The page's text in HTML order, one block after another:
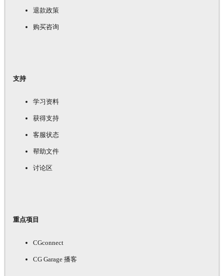
退款政策
购买咨询
支持
学习资料
获得支持
客服状态
帮助文件
讨论区
重点项目
CGconnect
CG Garage 播客